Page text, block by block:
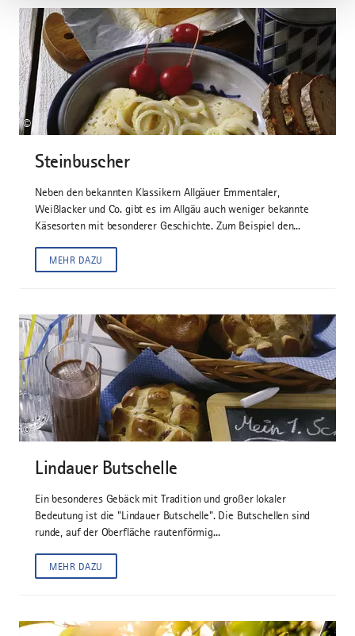
©
Steinbuscher
Neben den bekannten Klassikern Allgäuer Emmentaler,
Weißlacker und Co. gibt es im Allgäu auch weniger bekannte
Käsesorten mit besonderer Geschichte. Zum Beispiel den...
MEHR DAZU
©
Lindauer Butschelle
Ein besonderes Gebäck mit Tradition und großer lokaler
Bedeutung ist die "Lindauer Butschelle". Die Butschellen sind
runde, auf der Oberfläche rautenförmig...
MEHR DAZU